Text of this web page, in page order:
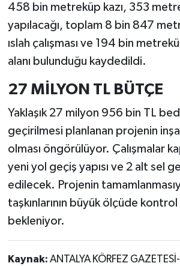
458 bin metreküp kazı, 353
yapılacağı, toplam 8 bin 847
ıslah çalışması ve 194 bin
alanı bulunduğu kaydedildi.
27 MİLYON TL BÜTÇE
Yaklaşık 27 milyon 956 bin TL
geçirilmesi planlanan projenin
olması öngörülüyor. Çalışmalar
yeni yol geçiş yapısı ve 2 alt sel
edilecek. Projenin
taşkınlarının büyük ölçüde kontrol
bekleniyor.
Kaynak: ANTALYA KÖRFEZ